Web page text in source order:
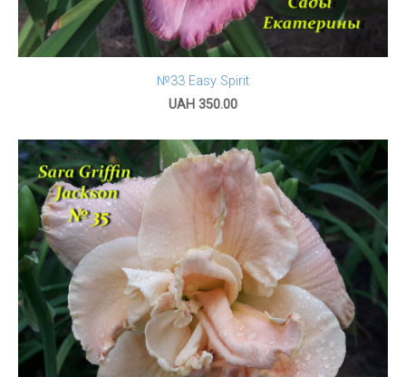
№33 Easy Spirit
UAH 350.00